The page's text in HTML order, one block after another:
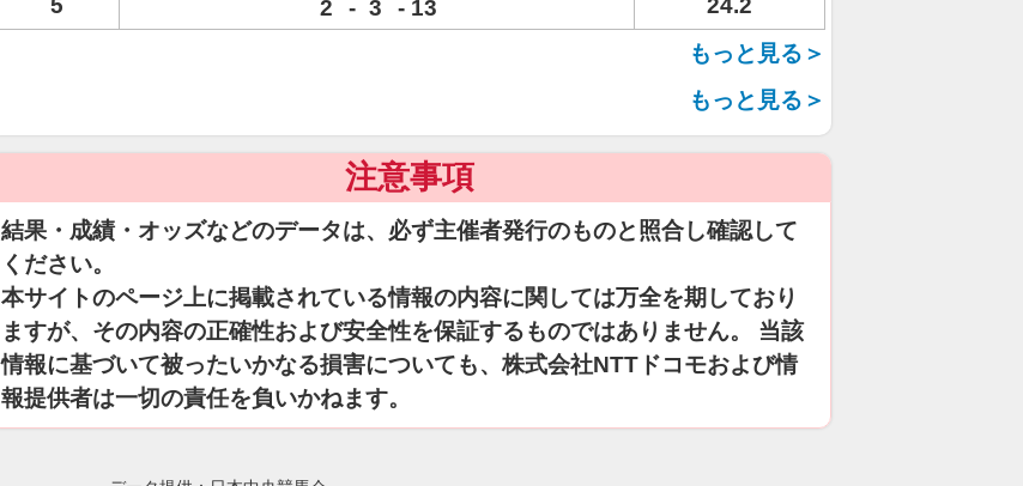
5
2 - 3 - 13
24.2
もっと見る＞
もっと見る＞
注意事項
結果・成績・オッズなどのデータは、必ず主催者発行のものと照合し確認して
ください。
本サイトのページ上に掲載されている情報の内容に関しては万全を期しており
ますが、その内容の正確性および安全性を保証するものではありません。 当該
情報に基づいて被ったいかなる損害についても、株式会社NTTドコモおよび情
報提供者は一切の責任を負いかねます。